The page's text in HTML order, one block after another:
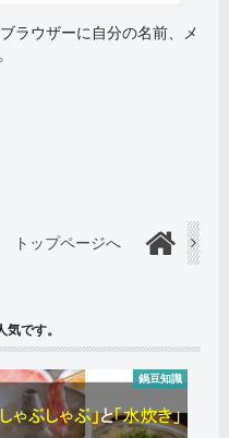
ラウザーに自分の名前、メ
トップページへ
です。
鍋豆知識